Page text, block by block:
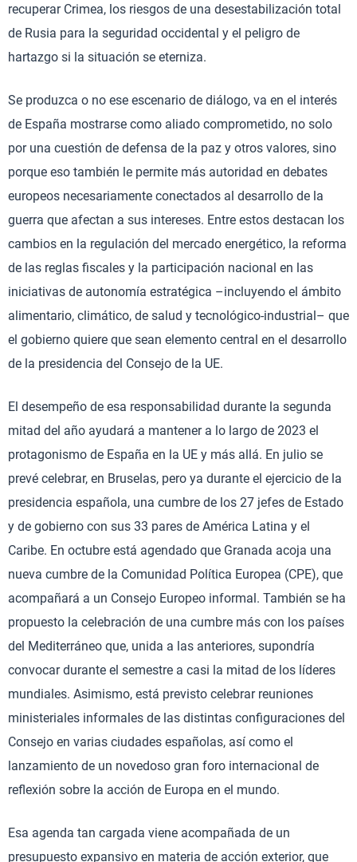
recuperar Crimea, los riesgos de una desestabilización total
de Rusia para la seguridad occidental y el peligro de
hartazgo si la situación se eterniza.
Se produzca o no ese escenario de diálogo, va en el interés
de España mostrarse como aliado comprometido, no solo
por una cuestión de defensa de la paz y otros valores, sino
porque eso también le permite más autoridad en debates
europeos necesariamente conectados al desarrollo de la
guerra que afectan a sus intereses. Entre estos destacan los
cambios en la regulación del mercado energético, la reforma
de las reglas fiscales y la participación nacional en las
iniciativas de autonomía estratégica –incluyendo el ámbito
alimentario, climático, de salud y tecnológico-industrial– que
el gobierno quiere que sean elemento central en el desarrollo
de la presidencia del Consejo de la UE.
El desempeño de esa responsabilidad durante la segunda
mitad del año ayudará a mantener a lo largo de 2023 el
protagonismo de España en la UE y más allá. En julio se
prevé celebrar, en Bruselas, pero ya durante el ejercicio de la
presidencia española, una cumbre de los 27 jefes de Estado
y de gobierno con sus 33 pares de América Latina y el
Caribe. En octubre está agendado que Granada acoja una
nueva cumbre de la Comunidad Política Europea (CPE), que
acompañará a un Consejo Europeo informal. También se ha
propuesto la celebración de una cumbre más con los países
del Mediterráneo que, unida a las anteriores, supondría
convocar durante el semestre a casi la mitad de los líderes
mundiales. Asimismo, está previsto celebrar reuniones
ministeriales informales de las distintas configuraciones del
Consejo en varias ciudades españolas, así como el
lanzamiento de un novedoso gran foro internacional de
reflexión sobre la acción de Europa en el mundo.
Esa agenda tan cargada viene acompañada de un
presupuesto expansivo en materia de acción exterior, que